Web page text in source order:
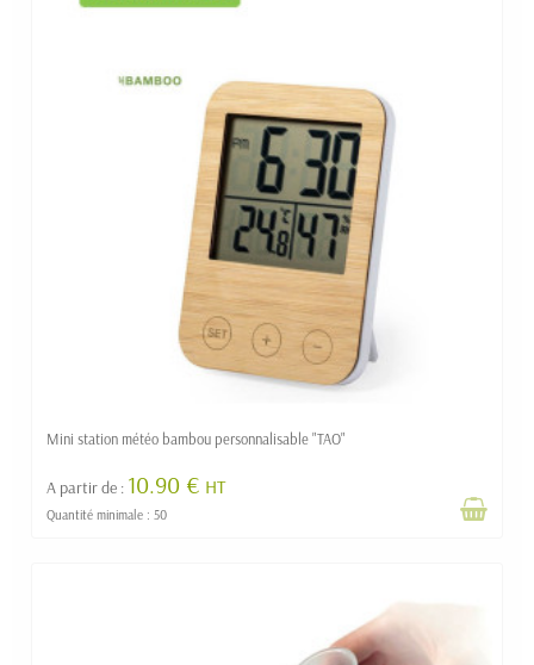
Mini station météo bambou personnalisable "TAO"
A partir de : 10.90 € HT
Quantité minimale : 50